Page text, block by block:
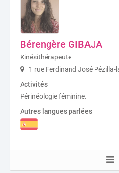
Bérengère GIBAJA
Kinésithérapeute
1 rue Ferdinand José Pézilla-
Activités
Périnéologie féminine.
Autres langues parlées